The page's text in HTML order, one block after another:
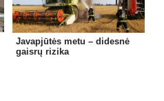
Javapjūtės metu – didesnė
gaisrų rizika